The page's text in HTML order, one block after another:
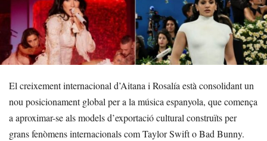
El creixement internacional d’Aitana i Rosalía està consolidant un
nou posicionament global per a la música espanyola, que comença
a aproximar-se als models d’exportació cultural construïts per
grans fenòmens internacionals com Taylor Swift o Bad Bunny.